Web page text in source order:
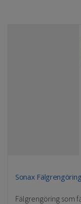
Sonax
Fälgrengöring som